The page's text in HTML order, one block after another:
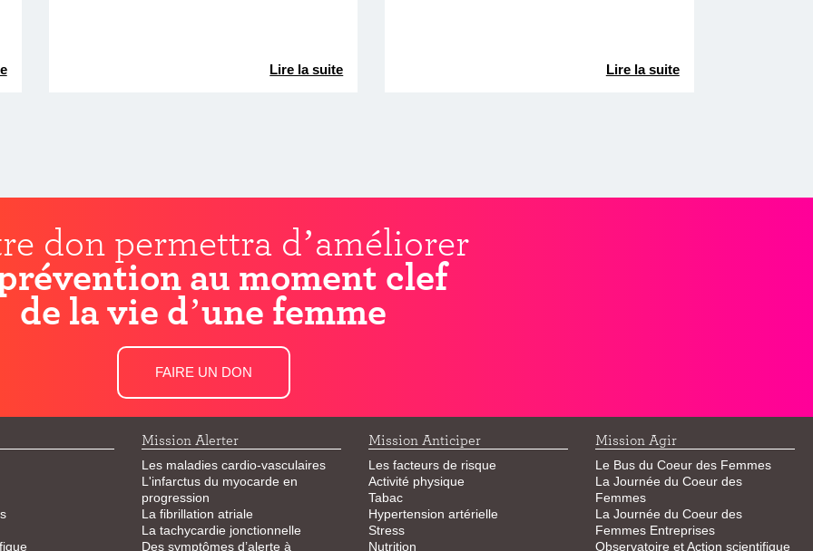
Lire la suite Lire la suite
don permettra d’améliorer
au moment clef
de la vie d’une femme
FAIRE UN DON
Mission Alerter
Les maladies cardio-vasculaires
L'infarctus du myocarde en
progression
La fibrillation atriale
La tachycardie jonctionnelle
Des symptômes d’alerte à
Mission Anticiper
Les facteurs de risque
Activité physique
Tabac
Hypertension artérielle
Stress
Nutrition
Mission Agir
Le Bus du Coeur des Femmes
La Journée du Coeur des
Femmes
La Journée du Coeur des
Femmes Entreprises
Observatoire et Action scientifique